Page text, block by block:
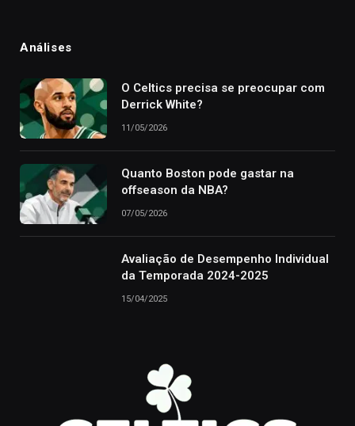
Análises
O Celtics precisa se preocupar com
Derrick White?
11/05/2026
Quanto Boston pode gastar na
offseason da NBA?
07/05/2026
Avaliação de Desempenho Individual
da Temporada 2024-2025
15/04/2025